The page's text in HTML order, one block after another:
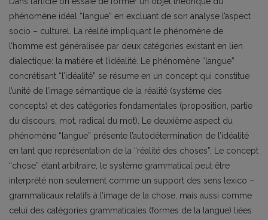
phénomène idéal “langue” en excluant de son analyse l’aspect
socio – culturel. La réalité impliquant le phénomène de
l’homme est généralisée par deux catégories existant en lien
dialectique: la matière et l’idéalité. Le phénomène “langue”
concrétisant “l’idéalité” se résume en un concept qui constitue
l’unité de l’image sémantique de la réalité (système des
concepts) et des catégories fondamentales (proposition, partie
du discours, mot, radical du mot). Le deuxième aspect du
phénomène “langue” présente l’autodétermination de l’idéalité
en tant que représentation de la “réalité des choses”, Le concept
“chose” étant arbitraire, le système grammatical peut être
interprété non seulement comme un support des sens lexico –
grammaticaux relatifs à l’image de la chose, mais aussi comme
celui des catégories grammaticales (formes de la langue) liées